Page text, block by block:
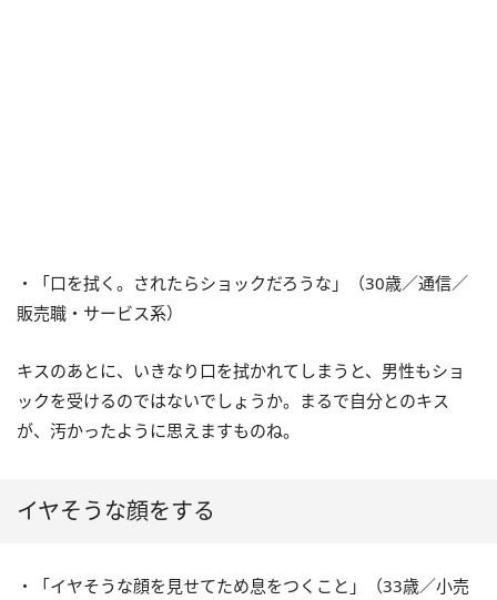
・「口を拭く。されたらショックだろうな」（30歳／通信／
販売職・サービス系）
キスのあとに、いきなり口を拭かれてしまうと、男性もショ
ックを受けるのではないでしょうか。まるで自分とのキス
が、汚かったように思えますものね。
イヤそうな顔をする
・「イヤそうな顔を見せてため息をつくこと」（33歳／小売